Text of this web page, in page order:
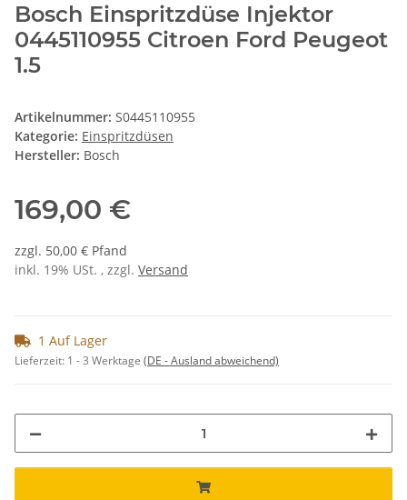
Bosch Einspritzdüse Injektor
0445110955 Citroen Ford Peugeot
1.5
Artikelnummer: S0445110955
Kategorie: Einspritzdüsen
Hersteller: Bosch
169,00 €
zzgl. 50,00 € Pfand
inkl. 19% USt. , zzgl. Versand
1 Auf Lager
Lieferzeit: 1 - 3 Werktage (DE - Ausland abweichend)